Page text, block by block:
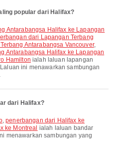
popular dari Halifax?
dari Lapangan Terbang
Antarabangsa Vancouver,
Antarabangsa Halifax ke Lapangan
Hamilton ialah laluan lapangan
ini menawarkan sambungan
dari Halifax?
,penerbangan dari Halifax ke
ke Montreal ialah laluan bandar
menawarkan sambungan yang